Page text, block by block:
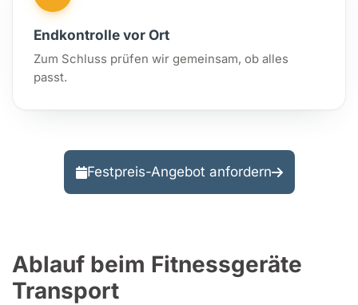
Endkontrolle vor Ort
Zum Schluss prüfen wir gemeinsam, ob alles
passt.
Festpreis-Angebot anfordern
Ablauf beim Fitnessgeräte
Transport